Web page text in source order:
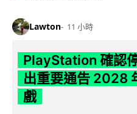
Lawton 11 小時
PlayStation 確認
出重要通告 2028
戲